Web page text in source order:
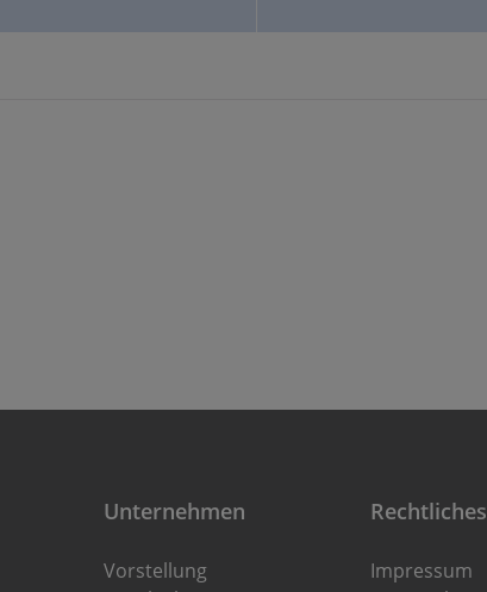
Unternehmen
Vorstellung
Rechtliches
Impressum